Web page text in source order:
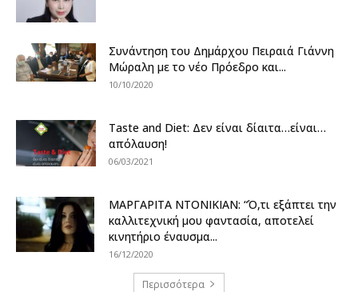
Συνάντηση του Δημάρχου Πειραιά Γιάννη
Μώραλη με το νέο Πρόεδρο και...
10/10/2020
Taste and Diet: Δεν είναι δίαιτα…είναι…
απόλαυση!
06/03/2021
ΜΑΡΓΑΡΙΤΑ ΝΤΟΝΙΚΙΑΝ: “Ό,τι εξάπτει την
καλλιτεχνική μου φαντασία, αποτελεί
κινητήριο έναυσμα...
16/12/2020
Περισσότερα